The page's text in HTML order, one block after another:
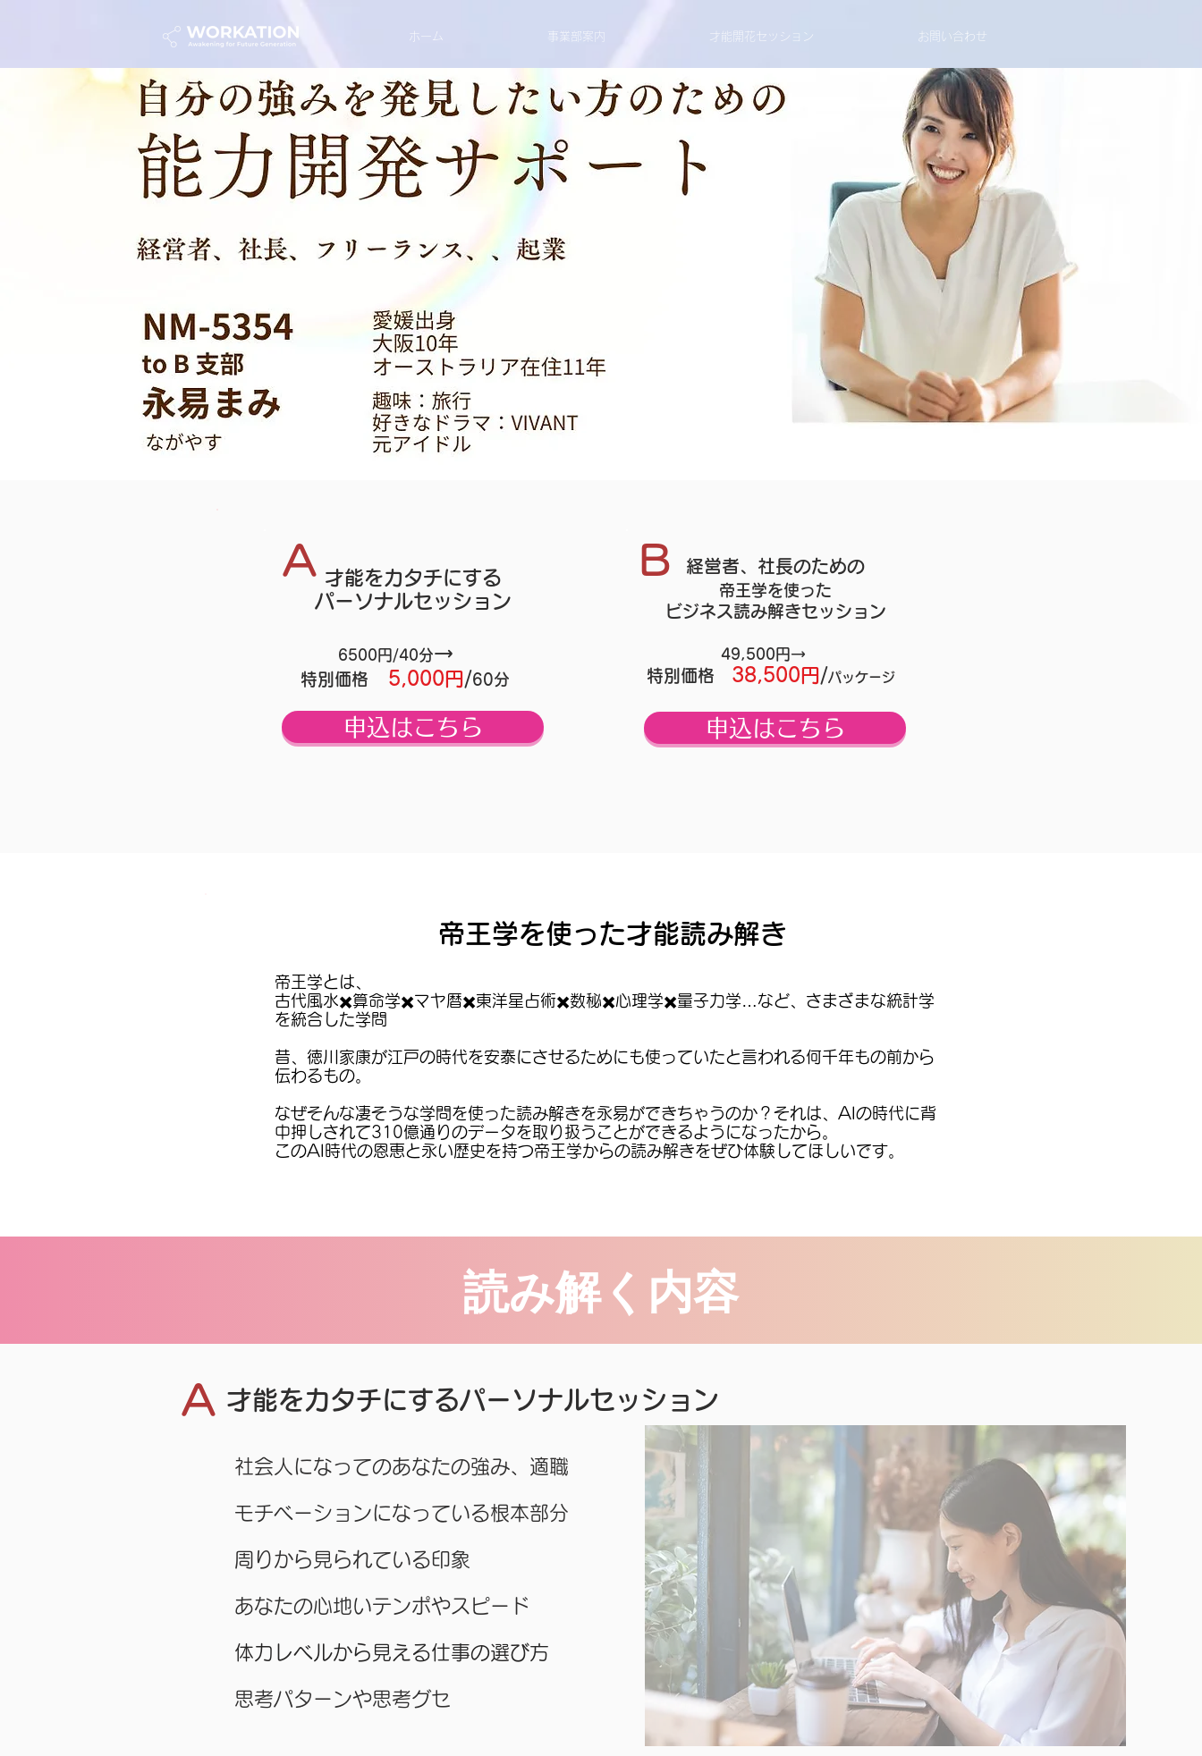
ホーム 事業部案内 才能開花セッション お問い合わせ
才能をカタチにする
パーソナルセッション
A
6500円/40分→
特別価格 5,000円 /60分
申込はこちら
経営者、社長のための
帝王学を使った
ビジネス読み解きセッション
B
49,500円→
特別価格 38,500円 /パッケージ
申込はこちら
帝王学を使った才能読み解き
帝王学とは、
古代風水✖️算命学✖️マヤ暦✖️東洋星占術✖️数秘✖️心理学✖️量子力学…など、さまざまな統計学
を統合した学問
昔、徳川家康が江戸の時代を安泰にさせるためにも使っていたと言われる何千年もの前から
伝わるもの。
なぜそんな凄そうな学問を使った読み解きを永易ができちゃうのか？それは、AIの時代に背
中押しされて310億通りのデータを取り扱うことができるようになったから。
​このAI時代の恩恵と永い歴史を持つ帝王学からの読み解きをぜひ体験してほしいです。
読み解く内容
A 才能をカタチにするパーソナルセッション
​社会人になってのあなたの強み、適職
モチベーションになっている根本部分
周りから見られている印象
あなたの心地いテンポやスピード
体力レベルから見える仕事の選び方
思考パターンや思考グセ